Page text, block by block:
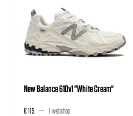
New Balance 610v1 "White Cream"
€ 115 1 webshop